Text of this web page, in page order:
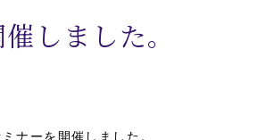
しました。
ナーを開催しました。